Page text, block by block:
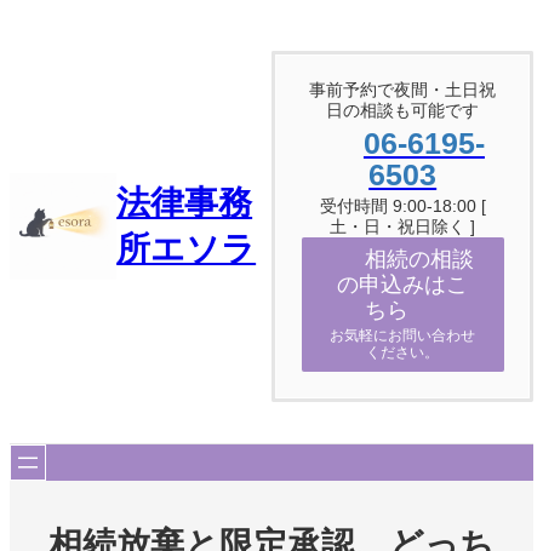
法律事務
所エソラ
事前予約で夜間・土日祝
日の相談も可能です
06-6195-
6503
受付時間 9:00-18:00 [
土・日・祝日除く ]
相続の相談
の申込みはこ
ちら
お気軽にお問い合わせ
ください。